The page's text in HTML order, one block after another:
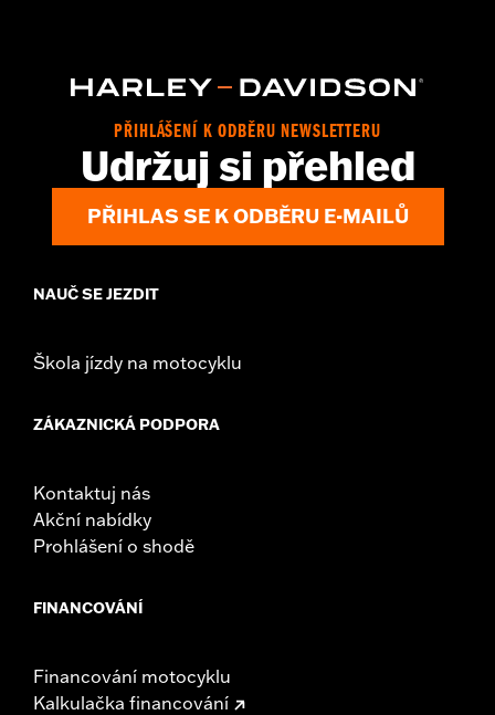
In the Box:Medallion, bracket and mounting hardware
,,,,,,,,,,,,,,,,,,,,,,,,,,,,,,,,,,,,,,,,,,,,,,,,,,,,,,,,,,,,,,,,,
PŘIHLÁŠENÍ K ODBĚRU NEWSLETTERU
Udržuj si přehled
PŘIHLAS SE K ODBĚRU E-MAILŮ
NAUČ SE JEZDIT
Škola jízdy na motocyklu
ZÁKAZNICKÁ PODPORA
Kontaktuj nás
Akční nabídky
Prohlášení o shodě
FINANCOVÁNÍ
Financování motocyklu
Kalkulačka financování